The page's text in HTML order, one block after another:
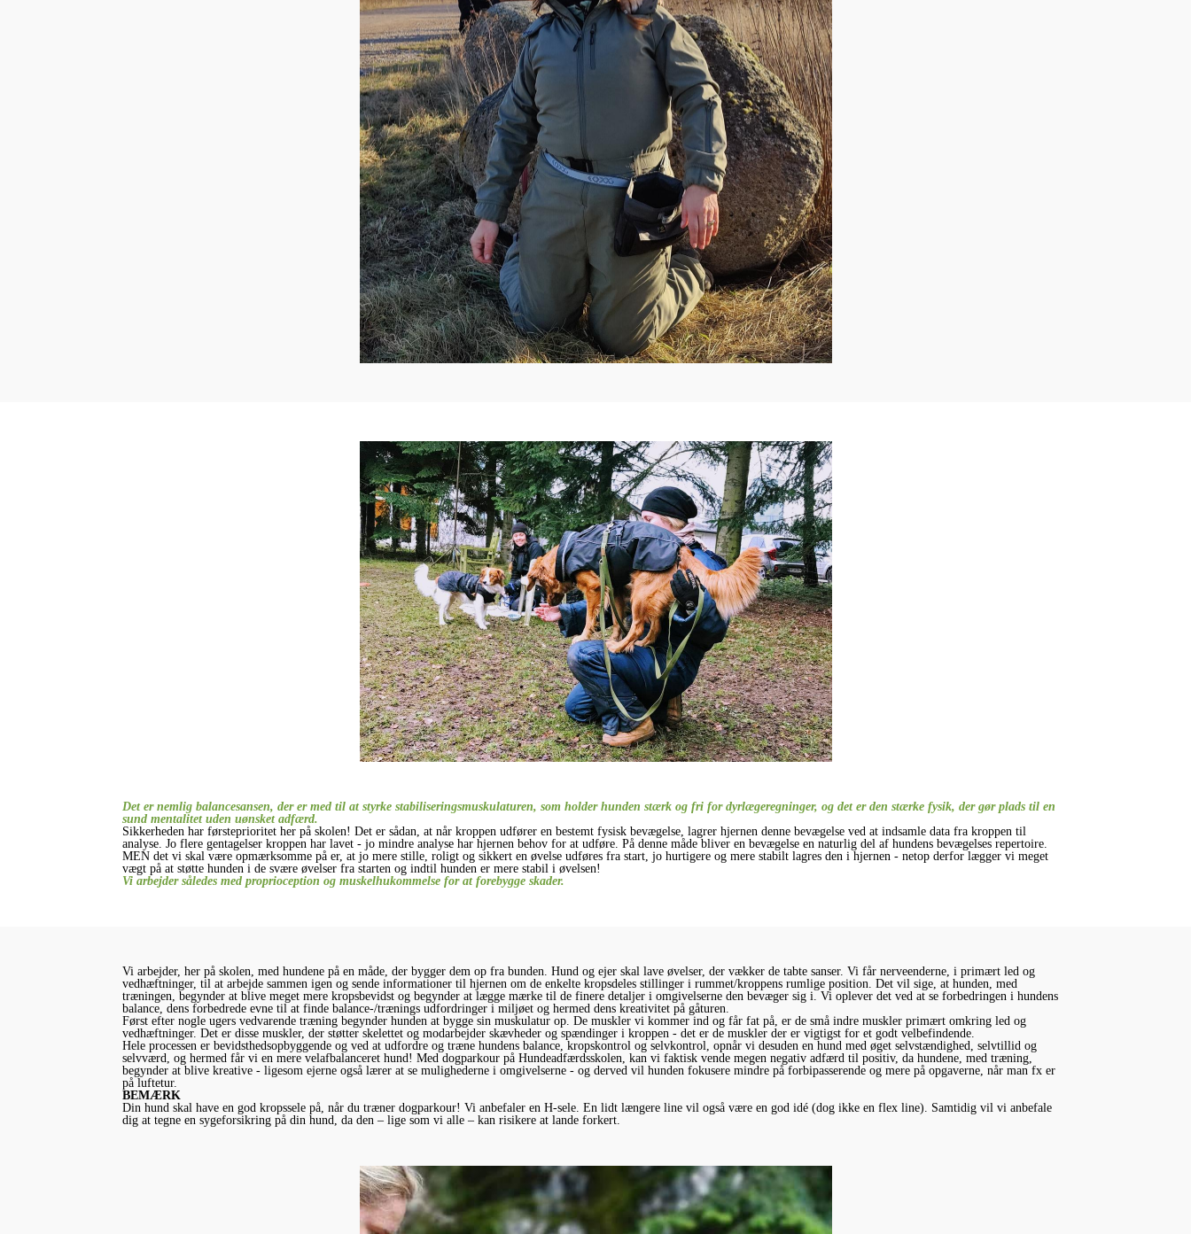
Det er nemlig balancesansen, der er med til at styrke stabiliseringsmuskulaturen, som holder hunden stærk og fri for dyrlægeregninger, og det er den stærke fysik, der gør plads til en
sund mentalitet uden uønsket adfærd.
Sikkerheden har førsteprioritet her på skolen! Det er sådan, at når kroppen udfører en bestemt fysisk bevægelse, lagrer hjernen denne bevægelse ved at indsamle data fra kroppen til
analyse. Jo flere gentagelser kroppen har lavet - jo mindre analyse har hjernen behov for at udføre. På denne måde bliver en bevægelse en naturlig del af hundens bevægelses repertoire.
MEN det vi skal være opmærksomme på er, at jo mere stille, roligt og sikkert en øvelse udføres fra start, jo hurtigere og mere stabilt lagres den i hjernen - netop derfor lægger vi meget
vægt på at støtte hunden i de svære øvelser fra starten og indtil hunden er mere stabil i øvelsen!
Vi arbejder således med proprioception og muskelhukommelse for at forebygge skader.
Vi arbejder, her på skolen, med hundene på en måde, der bygger dem op fra bunden. Hund og ejer skal lave øvelser, der vækker de tabte sanser. Vi får nerveenderne, i primært led og
vedhæftninger, til at arbejde sammen igen og sende informationer til hjernen om de enkelte kropsdeles stillinger i rummet/kroppens rumlige position. Det vil sige, at hunden, med
træningen, begynder at blive meget mere kropsbevidst og begynder at lægge mærke til de finere detaljer i omgivelserne den bevæger sig i. Vi oplever det ved at se forbedringen i hundens
balance, dens forbedrede evne til at finde balance-/trænings udfordringer i miljøet og hermed dens kreativitet på gåturen.
Først efter nogle ugers vedvarende træning begynder hunden at bygge sin muskulatur op. De muskler vi kommer ind og får fat på, er de små indre muskler primært omkring led og
vedhæftninger. Det er disse muskler, der støtter skelettet og modarbejder skævheder og spændinger i kroppen - det er de muskler der er vigtigst for et godt velbefindende.
Hele processen er bevidsthedsopbyggende og ved at udfordre og træne hundens balance, kropskontrol og selvkontrol, opnår vi desuden en hund med øget selvstændighed, selvtillid og
selvværd, og hermed får vi en mere velafbalanceret hund! Med dogparkour på Hundeadfærdsskolen, kan vi faktisk vende megen negativ adfærd til positiv, da hundene, med træning,
begynder at blive kreative - ligesom ejerne også lærer at se mulighederne i omgivelserne - og derved vil hunden fokusere mindre på forbipasserende og mere på opgaverne, når man fx er
på luftetur.
BEMÆRK
Din hund skal have en god kropssele på, når du træner dogparkour! Vi anbefaler en H-sele. En lidt længere line vil også være en god idé (dog ikke en flex line). Samtidig vil vi anbefale
dig at tegne en sygeforsikring på din hund, da den – lige som vi alle – kan risikere at lande forkert.